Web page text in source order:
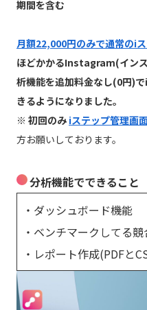
期間を含む
月額22,000円のみで通常のi
ほどかかるInstagram(イン
析機能を追加料金なし(0円)
きるようになりました。
※ 初回のみ iステップ管理画
方お願いしております。
分析機能でできること
・ダッシュボード機能
・ベンチマークしてる
・レポート作成(PDFと